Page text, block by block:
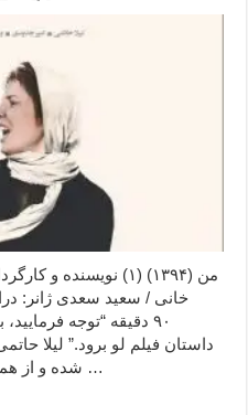
من (۱۳۹۴) (۱) نویسنده
خانی / سعید سعدی ژانر:
۹۰ دقیقه “توجه
داستان فیلم لو برود.” لیلا
شده و از همان ابتدای فیلم من هم با نگاه‌های …